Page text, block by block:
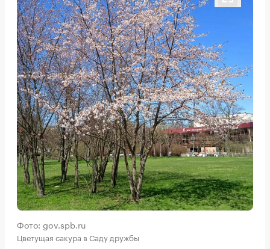
Фото: gov.spb.ru
Цветущая сакура в Саду дружбы